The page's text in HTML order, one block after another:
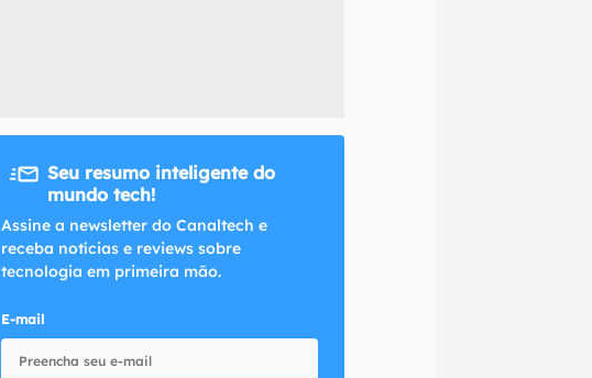
Seu resumo inteligente do
mundo tech!
Assine a newsletter do Canaltech e
receba notícias e reviews sobre
tecnologia em primeira mão.
E-mail